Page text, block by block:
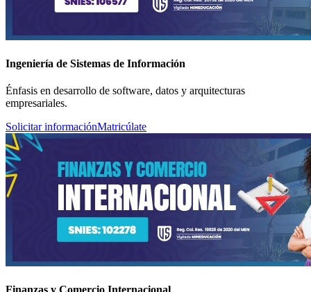
Ingeniería de Sistemas de Información
Énfasis en desarrollo de software, datos y arquitecturas
empresariales.
Solicitar informaciónMatricúlate